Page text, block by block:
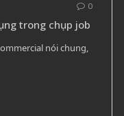
0
trong chụp job
nói chung,